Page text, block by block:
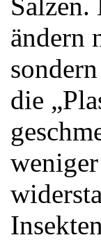
ändern
die